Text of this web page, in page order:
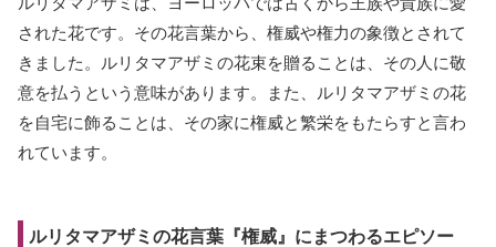
された花です。その花言葉から、権威や権力の象徴とされて
きました。ルリタマアザミの花束を贈ることは、その人に敬
意を払うという意味があります。また、ルリタマアザミの花
を自宅に飾ることは、その家に権威と繁栄をもたらすと言わ
れています。
ルリタマアザミの花言葉『権威』にまつわるエピソー